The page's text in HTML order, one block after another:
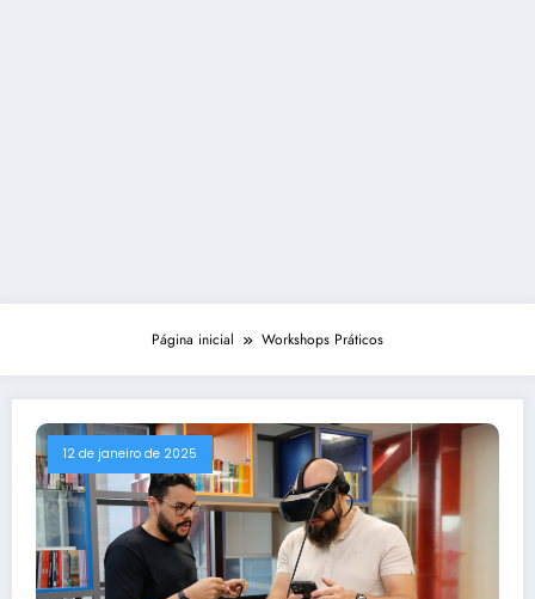
Página inicial Workshops Práticos
12 de janeiro de 2025